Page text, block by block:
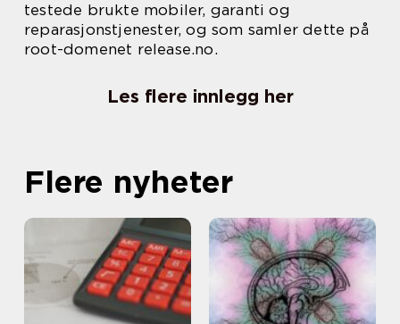
testede brukte mobiler, garanti og
reparasjonstjenester, og som samler dette på
root-domenet release.no.
Les flere innlegg her
Flere nyheter